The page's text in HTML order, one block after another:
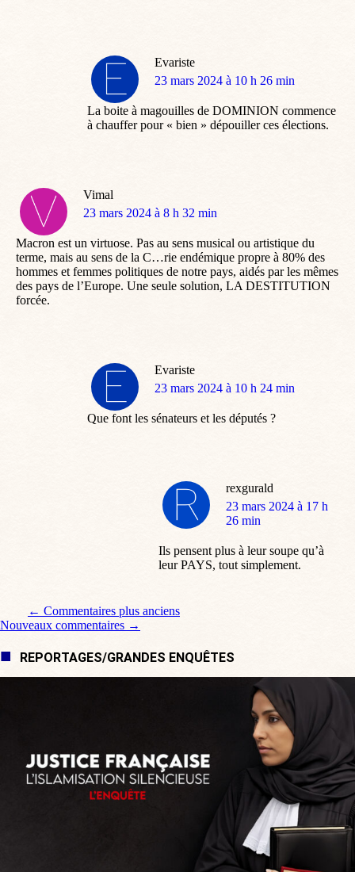
Evariste
dit
23 mars 2024 à 10 h 26 min
La boite à magouilles de DOMINION commence
à chauffer pour « bien » dépouiller ces élections.
Vimal
dit
23 mars 2024 à 8 h 32 min
Macron est un virtuose. Pas au sens musical ou artistique du
terme, mais au sens de la C…rie endémique propre à 80% des
hommes et femmes politiques de notre pays, aidés par les mêmes
des pays de l’Europe. Une seule solution, LA DESTITUTION
forcée.
Evariste
dit
23 mars 2024 à 10 h 24 min
Que font les sénateurs et les députés ?
rexgurald
dit
:
23 mars 2024 à 17 h
26 min
Ils pensent plus à leur soupe qu’à
leur PAYS, tout simplement.
Navigation de commentaire
← Commentaires plus anciens
Nouveaux commentaires →
REPORTAGES/GRANDES ENQUÊTES